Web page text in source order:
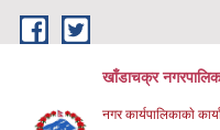
Skip to main content
खाँडाचक्र
नगर कार्यपालिकाकाे